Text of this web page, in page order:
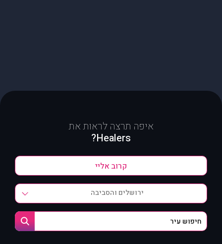
איפה תרצה לראות את
Healers?
ירושלים והסביבה